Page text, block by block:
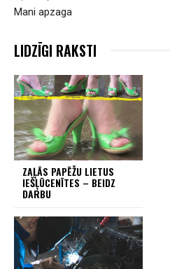
Mani apzaga
LIDZĪGI RAKSTI
ZAĻĀS PAPĒŽU LIETUS
IEŠĻŪCENĪTES – BEIDZ
DARBU